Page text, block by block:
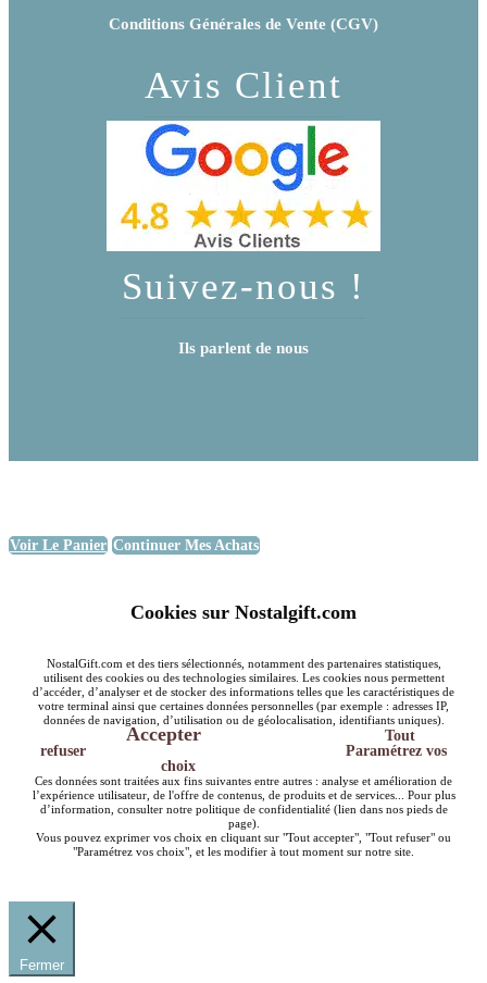
Conditions Générales de Vente (CGV)
Avis Client
Suivez-nous !
Ils parlent de nous
Voir Le Panier Continuer Mes Achats
Cookies sur Nostalgift.com
NostalGift.com et des tiers sélectionnés, notamment des partenaires statistiques,
utilisent des cookies ou des technologies similaires. Les cookies nous permettent
d’accéder, d’analyser et de stocker des informations telles que les caractéristiques de
votre terminal ainsi que certaines données personnelles (par exemple : adresses IP,
données de navigation, d’utilisation ou de géolocalisation, identifiants uniques).
Accepter
Tout
refuser
Paramétrez vos
choix
Ces données sont traitées aux fins suivantes entre autres : analyse et amélioration de
l’expérience utilisateur, de l'offre de contenus, de produits et de services... Pour plus
d’information, consulter notre politique de confidentialité (lien dans nos pieds de
page).
Vous pouvez exprimer vos choix en cliquant sur "Tout accepter", "Tout refuser" ou
"Paramétrez vos choix", et les modifier à tout moment sur notre site.
Fermer